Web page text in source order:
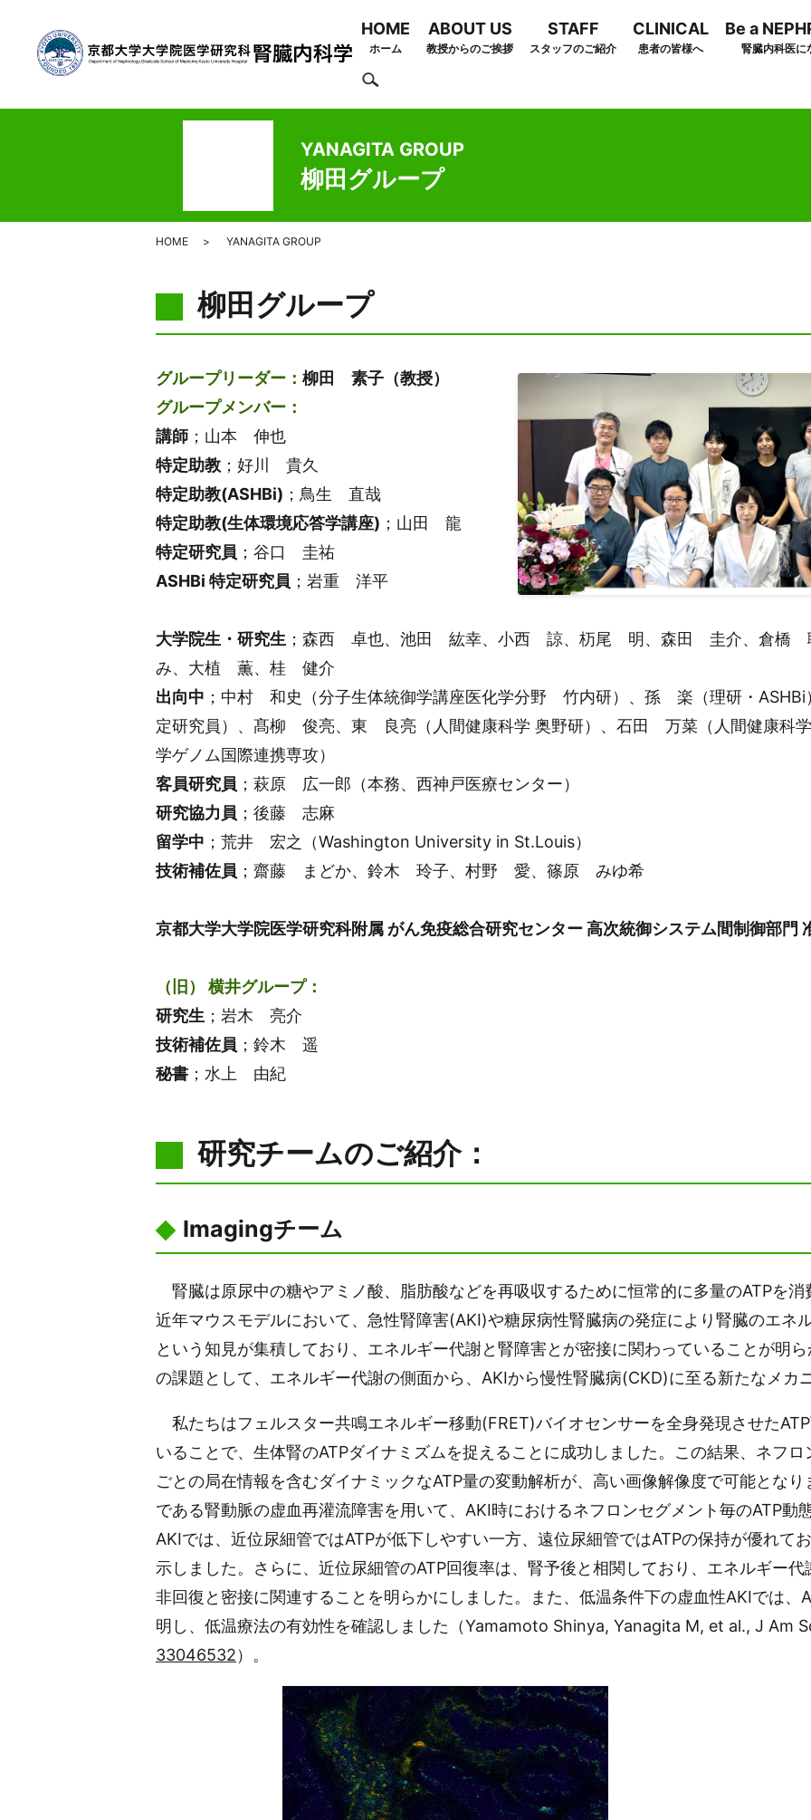
HOME
ホーム
ABOUT US
教授からのご挨拶
STAFF
スタッフのご紹介
CLINICAL
患者の皆様へ
Be a
腎臓内科医に
YANAGITA GROUP
柳田グループ
HOME YANAGITA GROUP
柳田グループ
グループリーダー： 柳田 素子（教授）
グループメンバー：
講師 ；山本 伸也
特定助教 ；好川 貴久
特定助教(ASHBi) ；鳥生 直哉
特定助教(生体環境応答学講座) ；山田 龍
特定研究員 ；谷口 圭祐
ASHBi 特定研究員 ；岩重 洋平
大学院生・研究生 ；森西 卓也、池田 紘幸、小西 諒、杤尾 明、森田 圭介、倉橋
み、大植 薫、桂 健介
出向中 ；中村 和史（分子生体統御学講座医化学分野 竹内研）、孫 楽（理研・
定研究員）、髙柳 俊亮、東 良亮（人間健康科学 奥野研）、石田 万菜（人間健康
学ゲノム国際連携専攻）
客員研究員 ；萩原 広一郎（本務、西神戸医療センター）
研究協力員 ；後藤 志麻
留学中 ；荒井 宏之（Washington University in St.Louis）
技術補佐員 ；齋藤 まどか、鈴木 玲子、村野 愛、篠原 みゆ希
京都大学大学院医学研究科附属 がん免疫総合研究センター 高次統御システム間制御部門
（旧） 横井グループ：
研究生 ；岩木 亮介
技術補佐員 ；鈴木 遥
秘書 ；水上 由紀
研究チームのご紹介：
Imagingチーム
腎臓は原尿中の糖やアミノ酸、脂肪酸などを再吸収するために恒常的に多量のATPを消
近年マウスモデルにおいて、急性腎障害(AKI)や糖尿病性腎臓病の発症により腎臓のエネ
という知見が集積しており、エネルギー代謝と腎障害とが密接に関わっていることが明
の課題として、エネルギー代謝の側面から、AKIから慢性腎臓病(CKD)に至る新たなメカ
私たちはフェルスター共鳴エネルギー移動(FRET)バイオセンサーを全身発現させた
いることで、生体腎のATPダイナミズムを捉えることに成功しました。この結果、ネフロ
ごとの局在情報を含むダイナミックなATP量の変動解析が、高い画像解像度で可能とな
である腎動脈の虚血再灌流障害を用いて、AKI時におけるネフロンセグメント毎のATP動
AKIでは、近位尿細管ではATPが低下しやすい一方、遠位尿細管ではATPの保持が優れて
示しました。さらに、近位尿細管のATP回復率は、腎予後と相関しており、エネルギー代
非回復と密接に関連することを明らかにしました。また、低温条件下の虚血性AKIでは、
明し、低温療法の有効性を確認しました（Yamamoto Shinya, Yanagita M, et al., J Am
33046532）。